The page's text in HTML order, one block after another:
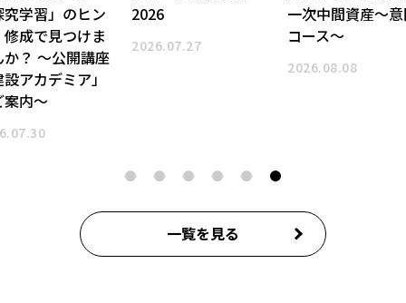
一次中間資産～意匠
指して
2026.08.06
一覧を見る